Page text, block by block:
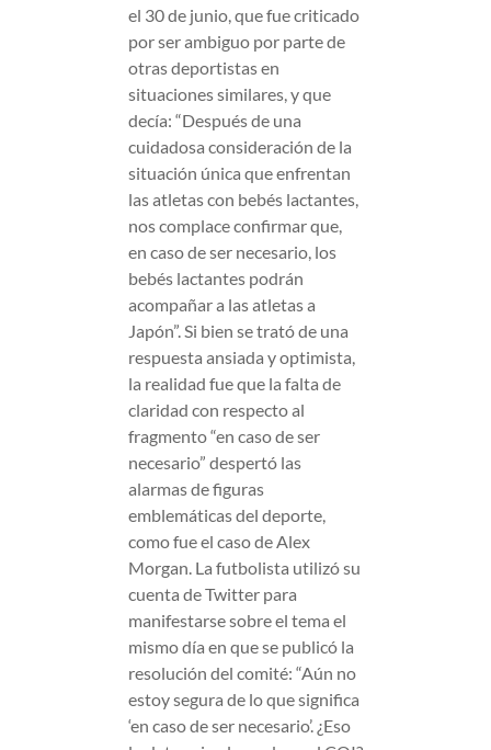
el 30 de junio, que fue criticado
por ser ambiguo por parte de
otras deportistas en
situaciones similares, y que
decía: “Después de una
cuidadosa consideración de la
situación única que enfrentan
las atletas con bebés lactantes,
nos complace confirmar que,
en caso de ser necesario, los
bebés lactantes podrán
acompañar a las atletas a
Japón”. Si bien se trató de una
respuesta ansiada y optimista,
la realidad fue que la falta de
claridad con respecto al
fragmento “en caso de ser
necesario” despertó las
alarmas de figuras
emblemáticas del deporte,
como fue el caso de Alex
Morgan. La futbolista utilizó su
cuenta de Twitter para
manifestarse sobre el tema el
mismo día en que se publicó la
resolución del comité: “Aún no
estoy segura de lo que significa
‘en caso de ser necesario’. ¿Eso